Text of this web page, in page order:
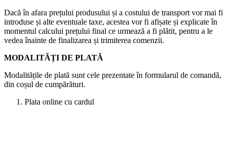
Dacă în afara prețului produsului și a costului de transport vor mai fi
introduse și alte eventuale taxe, acestea vor fi afișate și explicate în
momentul calcului prețului final ce urmează a fi plătit, pentru a le
vedea înainte de finalizarea și trimiterea comenzii.
MODALITĂȚI DE PLATĂ
Modalitățile de plată sunt cele prezentate în formularul de comandă,
din coșul de cumpărături.
Plata online cu cardul